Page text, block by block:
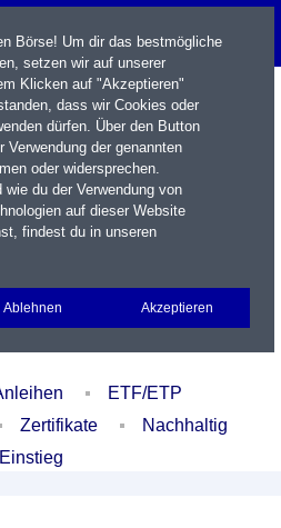
Portfolio Login
ETF/ETP
Zertifikate
Nachhaltig
Einstieg
Börse! Um dir das bestmögliche
setzen wir auf unserer
Klicken auf "Akzeptieren"
dass wir Cookies oder
dürfen. Über den Button
der genannten
oder widersprechen.
du der Verwendung von
auf dieser Website
findest du in unseren
Ablehnen Akzeptieren